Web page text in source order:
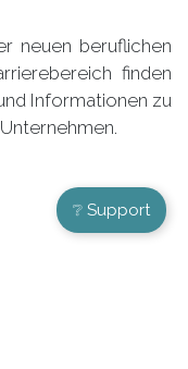
neuen beruflichen
finden
Informationen zu
❔ Support